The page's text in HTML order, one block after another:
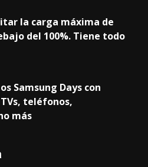
la carga máxima de
del 100%. Tiene todo
Samsung Days con
teléfonos,
más